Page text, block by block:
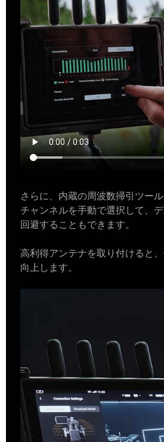
さらに、内蔵の周波数掃引ツー
チャンネルを手動で選択して、
回避することもできます。
高利得アンテナを取り付けると
向上します。